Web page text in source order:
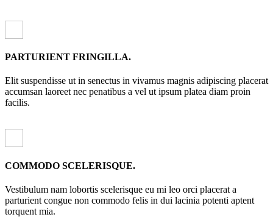
PARTURIENT FRINGILLA.
Elit suspendisse ut in senectus in vivamus magnis adipiscing placerat
accumsan laoreet nec penatibus a vel ut ipsum platea diam proin
facilis.
COMMODO SCELERISQUE.
Vestibulum nam lobortis scelerisque eu mi leo orci placerat a
parturient congue non commodo felis in dui lacinia potenti aptent
torquent mia.